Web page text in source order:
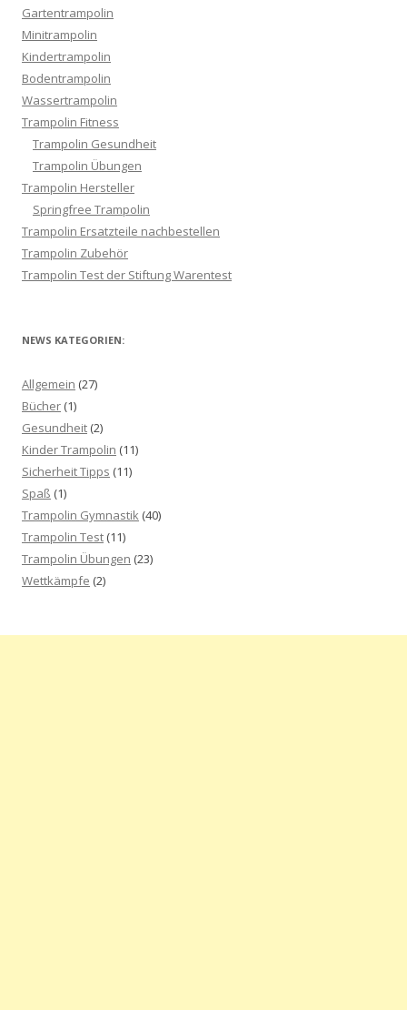
Gartentrampolin
Minitrampolin
Kindertrampolin
Bodentrampolin
Wassertrampolin
Trampolin Fitness
Trampolin Gesundheit
Trampolin Übungen
Trampolin Hersteller
Springfree Trampolin
Trampolin Ersatzteile nachbestellen
Trampolin Zubehör
Trampolin Test der Stiftung Warentest
NEWS KATEGORIEN:
Allgemein (27)
Bücher (1)
Gesundheit (2)
Kinder Trampolin (11)
Sicherheit Tipps (11)
Spaß (1)
Trampolin Gymnastik (40)
Trampolin Test (11)
Trampolin Übungen (23)
Wettkämpfe (2)